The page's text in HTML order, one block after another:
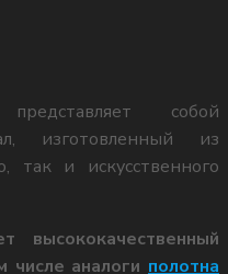
стенки из
собой
изготовленный из
так и искусственного
высококачественный
числе аналоги полотна